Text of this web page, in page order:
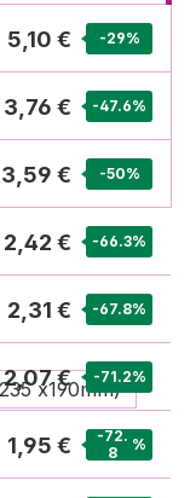
5,10 € -29%
3,76 € -47.6%
3,59 € -50%
2,42 € -66.3%
2,31 € -67.8%
2,07 € -71.2%
1,95 €
-72.
8
%
x190mm)